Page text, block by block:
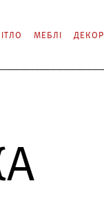
МЕБЛІ ДЕКОР